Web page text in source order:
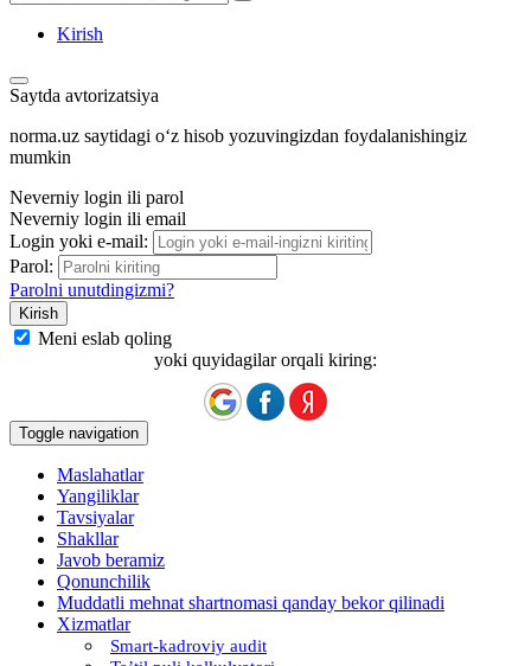
Kirish
Saytda avtorizatsiya
norma.uz saytidagi oʻz hisob yozuvingizdan foydalanishingiz
mumkin
Neverniy login ili parol
Neverniy login ili email
Login yoki e-mail:
Parol:
Parolni unutdingizmi?
Meni eslab qoling
yoki quyidagilar orqali kiring:
Toggle navigation
Maslahatlar
Yangiliklar
Tavsiyalar
Shakllar
Javob beramiz
Qonunchilik
Muddatli mehnat shartnomasi qanday bekor qilinadi
Xizmatlar
Smart-kadroviy audit